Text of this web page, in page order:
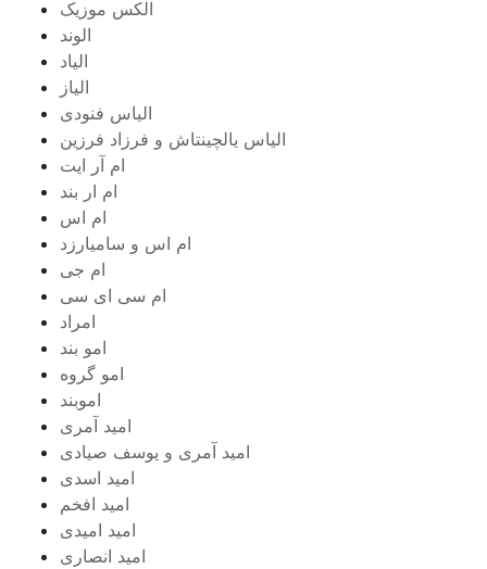
الکس موزیک
الوند
الیاد
الیاز
الیاس فنودی
الیاس یالچینتاش و فرزاد فرزین
ام آر ایت
ام‌ ار بند
ام اس
ام اس و سامیارزد
ام جی
ام سی ای سی
امراد
امو بند
امو گروه
اموبند
امید آمری
امید آمری و یوسف صیادی
امید اسدی
امید افخم
امید امیدی
امید انصاری